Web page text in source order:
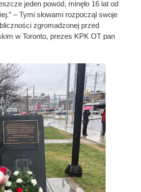
jeden powód, minęło 16 lat od
– Tymi słowami rozpocząl swoje
zgromadzonej przed
w Toronto, prezes KPK OT pan